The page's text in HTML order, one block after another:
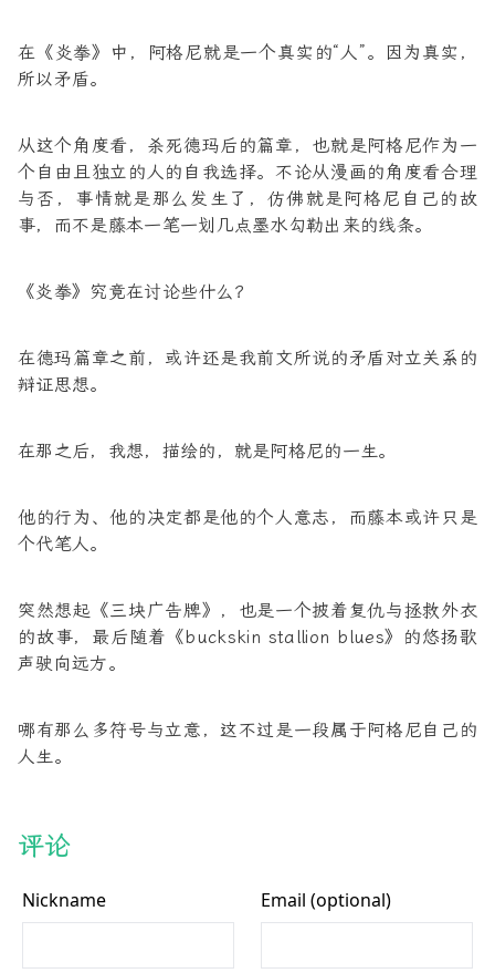
在《炎拳》中，阿格尼就是一个真实的“人”。因为真实，
所以矛盾。
从这个角度看，杀死德玛后的篇章，也就是阿格尼作为一
个自由且独立的人的自我选择。不论从漫画的角度看合理
与否，事情就是那么发生了，仿佛就是阿格尼自己的故
事，而不是藤本一笔一划几点墨水勾勒出来的线条。
《炎拳》究竟在讨论些什么？
在德玛篇章之前，或许还是我前文所说的矛盾对立关系的
辩证思想。
在那之后，我想，描绘的，就是阿格尼的一生。
他的行为、他的决定都是他的个人意志，而藤本或许只是
个代笔人。
突然想起《三块广告牌》，也是一个披着复仇与拯救外衣
的故事，最后随着《buckskin stallion blues》的悠扬歌
声驶向远方。
哪有那么多符号与立意，这不过是一段属于阿格尼自己的
人生。
评论